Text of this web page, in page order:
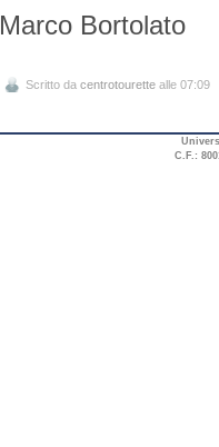
Marco Bortolato
Scritto da centrotourette alle 07:09
C.F.: